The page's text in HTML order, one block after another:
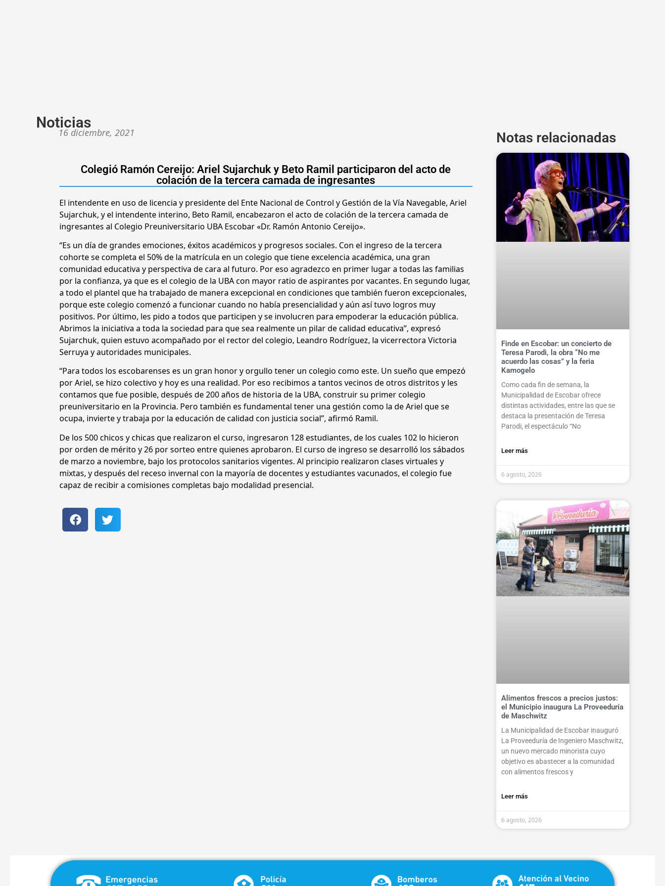
Noticias
16 diciembre, 2021
Colegió Ramón Cereijo: Ariel Sujarchuk y Beto Ramil participaron del acto de
colación de la tercera camada de ingresantes
El intendente en uso de licencia y presidente del Ente Nacional de Control y Gestión de la Vía Navegable, Ariel
Sujarchuk, y el intendente interino, Beto Ramil, encabezaron el acto de colación de la tercera camada de
ingresantes al Colegio Preuniversitario UBA Escobar «Dr. Ramón Antonio Cereijo».
“Es un día de grandes emociones, éxitos académicos y progresos sociales. Con el ingreso de la tercera
cohorte se completa el 50% de la matrícula en un colegio que tiene excelencia académica, una gran
comunidad educativa y perspectiva de cara al futuro. Por eso agradezco en primer lugar a todas las familias
por la confianza, ya que es el colegio de la UBA con mayor ratio de aspirantes por vacantes. En segundo lugar,
a todo el plantel que ha trabajado de manera excepcional en condiciones que también fueron excepcionales,
porque este colegio comenzó a funcionar cuando no había presencialidad y aún así tuvo logros muy
positivos. Por último, les pido a todos que participen y se involucren para empoderar la educación pública.
Abrimos la iniciativa a toda la sociedad para que sea realmente un pilar de calidad educativa”, expresó
Sujarchuk, quien estuvo acompañado por el rector del colegio, Leandro Rodríguez, la vicerrectora Victoria
Serruya y autoridades municipales.
“Para todos los escobarenses es un gran honor y orgullo tener un colegio como este. Un sueño que empezó
por Ariel, se hizo colectivo y hoy es una realidad. Por eso recibimos a tantos vecinos de otros distritos y les
contamos que fue posible, después de 200 años de historia de la UBA, construir su primer colegio
preuniversitario en la Provincia. Pero también es fundamental tener una gestión como la de Ariel que se
ocupa, invierte y trabaja por la educación de calidad con justicia social”, afirmó Ramil.
De los 500 chicos y chicas que realizaron el curso, ingresaron 128 estudiantes, de los cuales 102 lo hicieron
por orden de mérito y 26 por sorteo entre quienes aprobaron. El curso de ingreso se desarrolló los sábados
de marzo a noviembre, bajo los protocolos sanitarios vigentes. Al principio realizaron clases virtuales y
mixtas, y después del receso invernal con la mayoría de docentes y estudiantes vacunados, el colegio fue
capaz de recibir a comisiones completas bajo modalidad presencial.
Notas relacionadas
Finde en Escobar: un concierto de
Teresa Parodi, la obra “No me
acuerdo las cosas” y la feria
Kamogelo
Como cada fin de semana, la
Municipalidad de Escobar ofrece
distintas actividades, entre las que se
destaca la presentación de Teresa
Parodi, el espectáculo “No
Leer más
6 agosto, 2026
Alimentos frescos a precios justos:
el Municipio inaugura La Proveeduría
de Maschwitz
La Municipalidad de Escobar inauguró
La Proveeduría de Ingeniero Maschwitz,
un nuevo mercado minorista cuyo
objetivo es abastecer a la comunidad
con alimentos frescos y
Leer más
6 agosto, 2026